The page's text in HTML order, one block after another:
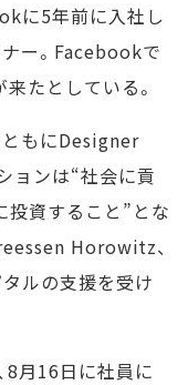
に5年前に入社し
ー。Facebookで
たとしている。
もにDesigner
ョンは“社会に貢
投資すること”とな
Horowitz、
ルの支援を受け
月16日に社員に